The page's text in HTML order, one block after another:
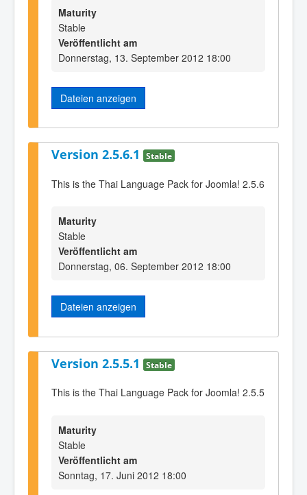
Maturity
Stable
Veröffentlicht am
Donnerstag, 13. September 2012 18:00
Dateien anzeigen
Version 2.5.6.1 Stable
This is the Thai Language Pack for Joomla! 2.5.6
Maturity
Stable
Veröffentlicht am
Donnerstag, 06. September 2012 18:00
Dateien anzeigen
Version 2.5.5.1 Stable
This is the Thai Language Pack for Joomla! 2.5.5
Maturity
Stable
Veröffentlicht am
Sonntag, 17. Juni 2012 18:00